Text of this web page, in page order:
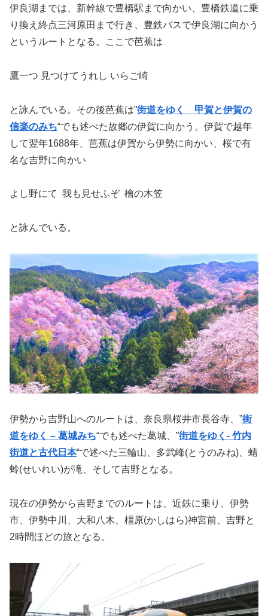
伊良湖までは、新幹線で豊橋駅まで向かい、豊橋鉄道に乗
り換え終点三河原田まで行き、豊鉄バスで伊良湖に向かう
というルートとなる。ここで芭蕉は
鷹一つ 見つけてうれし いらご崎
と詠んでいる。その後芭蕉は”街道をゆく 甲賀と伊賀の
信楽のみち“でも述べた故郷の伊賀に向かう。伊賀で越年
して翌年1688年、芭蕉は伊賀から伊勢に向かい、桜で有
名な吉野に向かい
よし野にて 我も見せふぞ 檜の木笠
と詠んでいる。
伊勢から吉野山へのルートは、奈良県桜井市長谷寺、”街
道をゆく – 葛城みち“でも述べた葛城、”街道をゆく- 竹内
街道と古代日本“で述べた三輪山、多武峰(とうのみね)、蜻
蛉(せいれい)が滝、そして吉野となる。
現在の伊勢から吉野までのルートは、近鉄に乗り、伊勢
市、伊勢中川、大和八木、橿原(かしはら)神宮前、吉野と
2時間ほどの旅となる。